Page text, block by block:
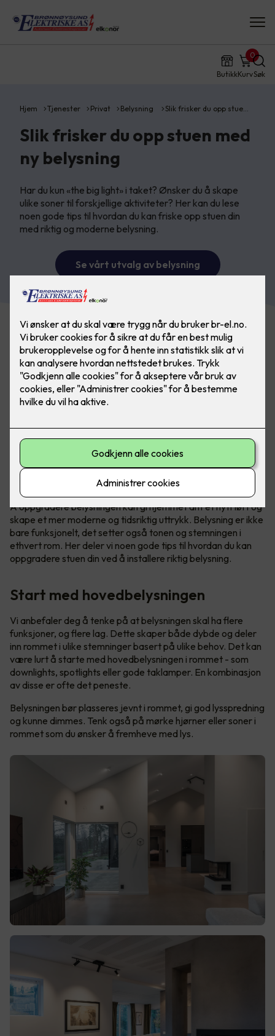
ButikkKurv
0
Søk
Hjem Tjenester Privat Belysning Slik frisker du opp stue…
Slik frisker du opp stuen med
ny belysning
Har du kun «the big light» i taket? Ønsker du å skape
ulike soner til forskjellige aktiviteter? Her kan du lese
noen gode tips til hvordan du kan friske opp stuen din
med riktig og moderne belysning.
Se vårt utvalg av belysning
Belysning gjør mye for et rom, det skaper soner og
atmosfære. Med belysning er det kun fantasien som
stopper deg. Bilde: SG
Å oppgradere belysningen kan gi hjemmet ditt et nytt løft og
skape et mer moderne og tidsriktig uttrykk. Belysning er ikke
bare funksjonelt, det setter også tonen og stemningen i
ethvert rom. Her deler vi noen gode tips til hvordan du kan
oppgradere stuen din ved å installere riktig belysning.
Start med hovedbelysningen
Vi anbefaler deg å tenke på at belysningen skal ha flere
funksjoner, og flere lag. Dette skaper både dybde og deler
inn rommet i ulike stemninger basert på ulike behov. Det kan
være lurt å starte med hovedbelysningen i rommet - som
downlights, spotlights eller gode taklamper. En kombinasjon
av disse er ofte det peneste.
Belysningen bør plasseres jevnt i rommet, gi god lysspredning
og kunne dimmes. Tenk også på mørke hjørner eller soner i
rommet som du ønsker å fremheve med lys.